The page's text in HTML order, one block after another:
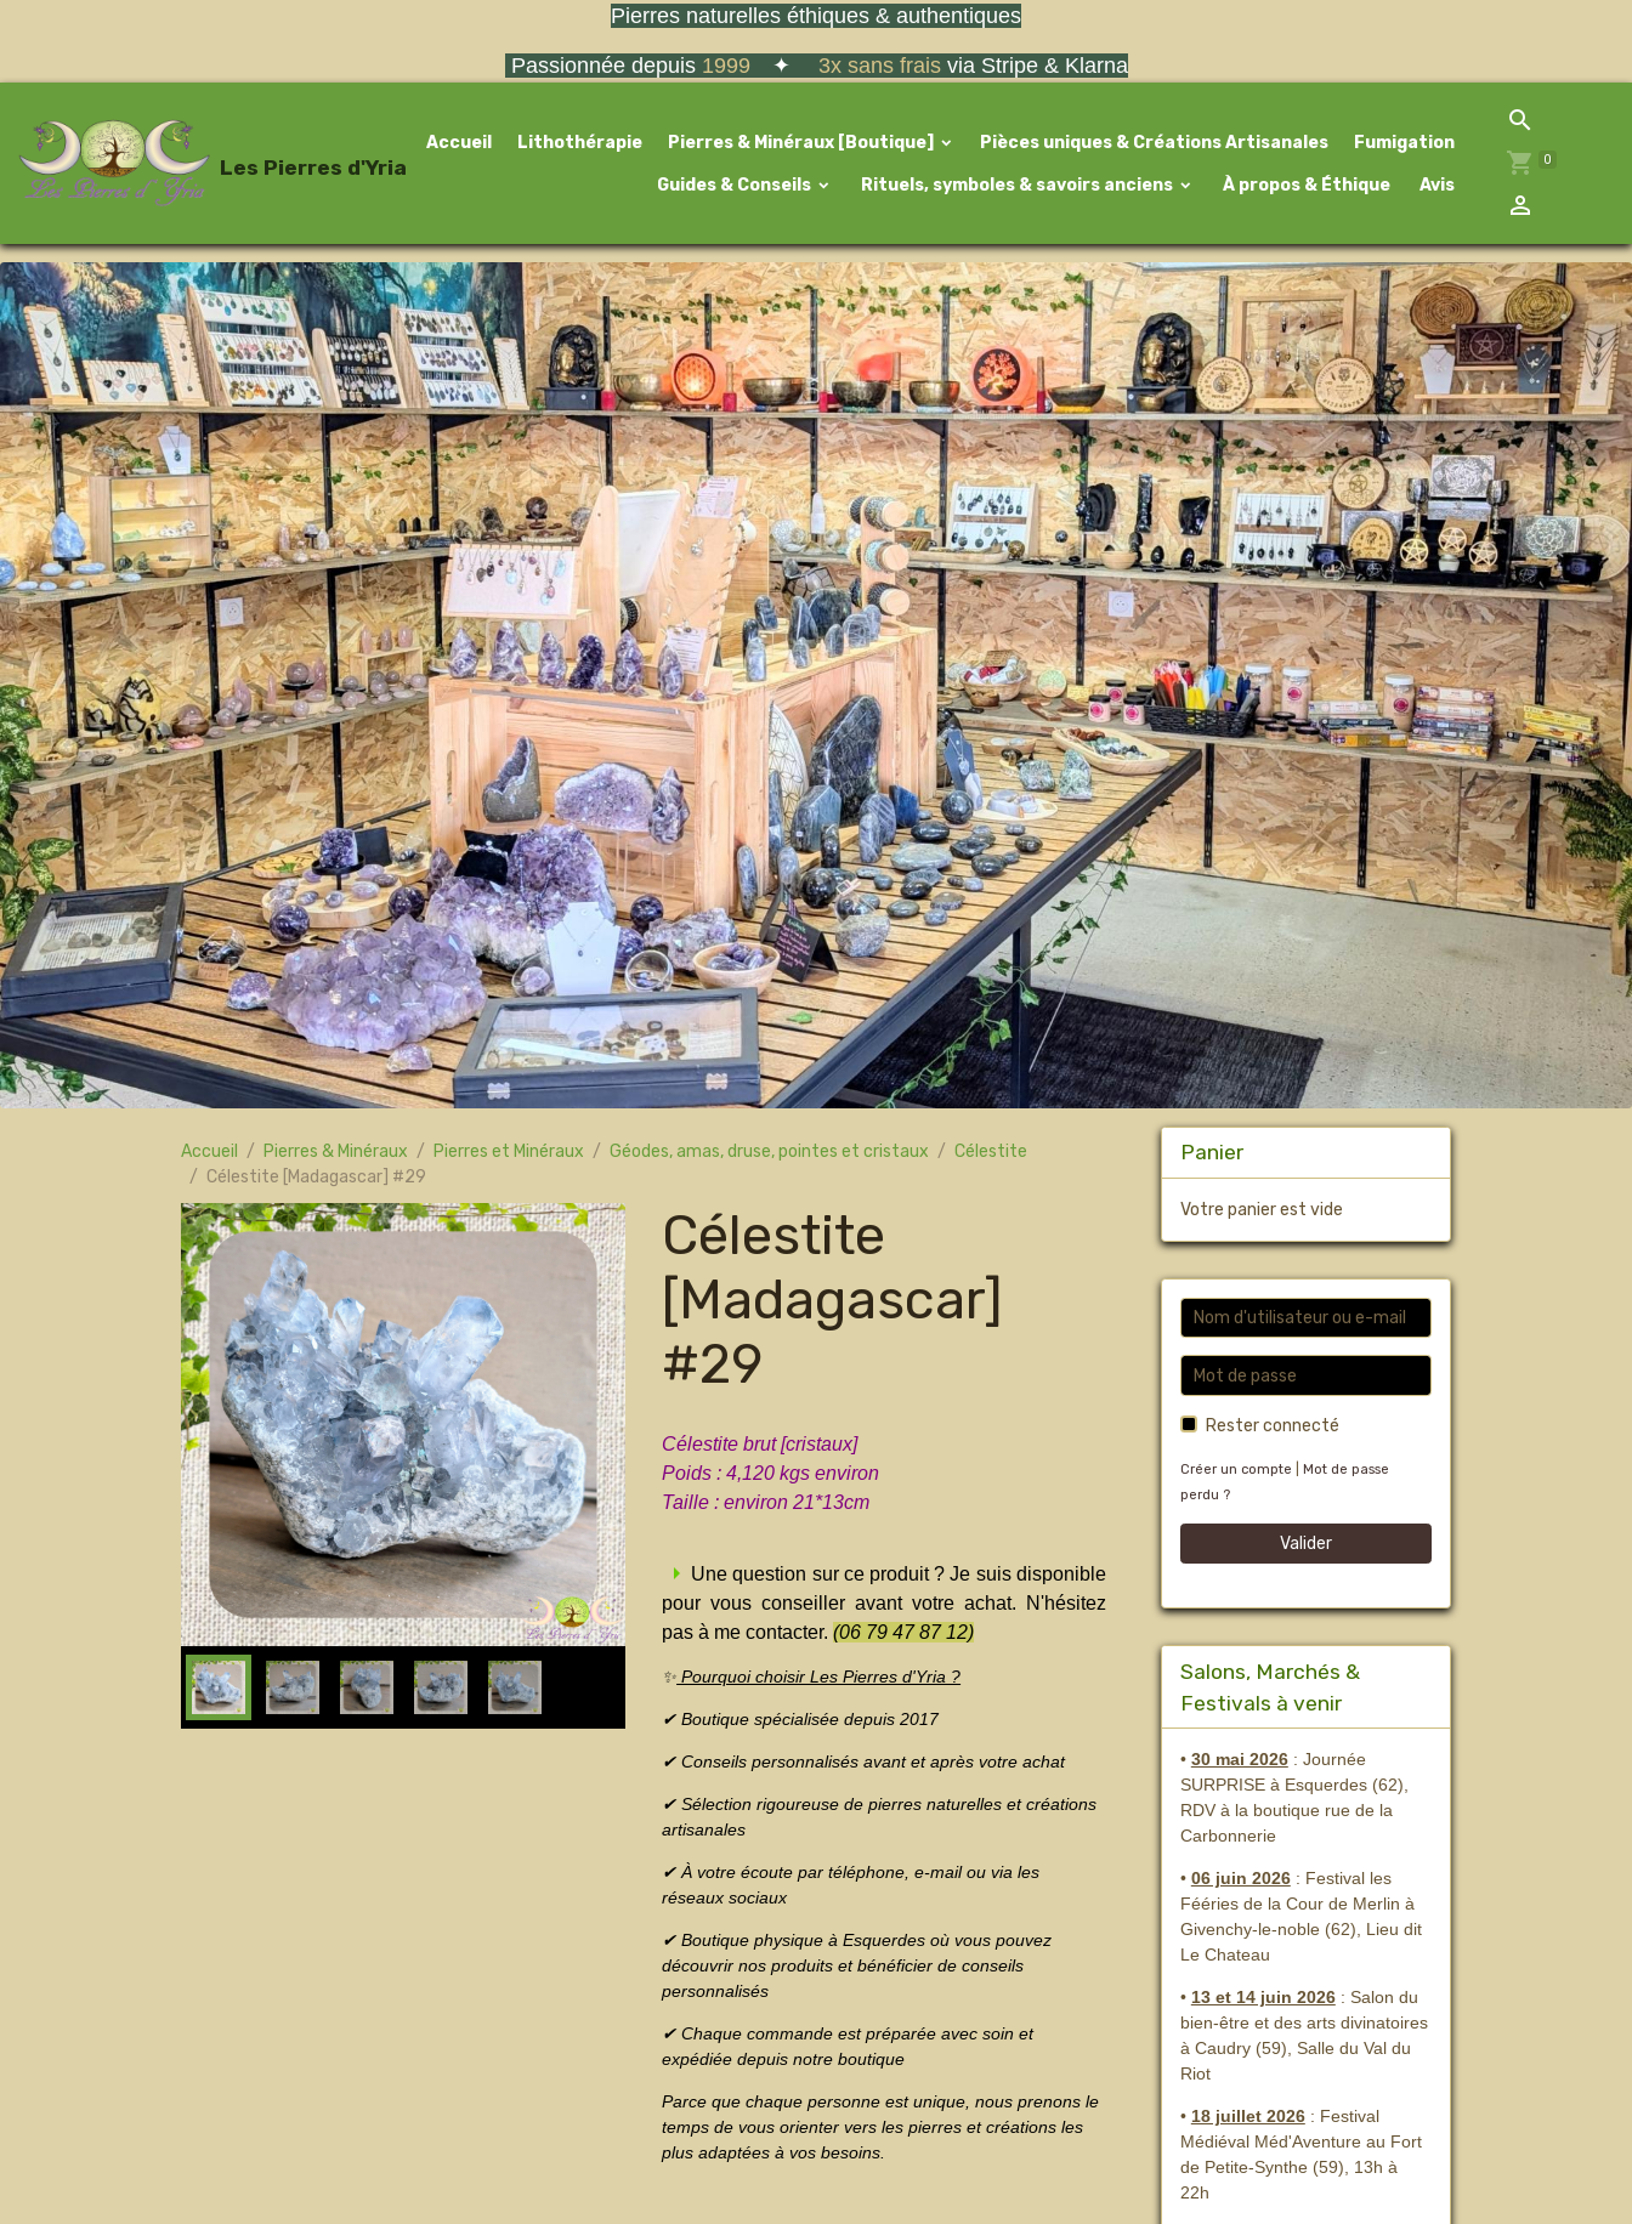
Pierres naturelles éthiques & authentiques
Passionnée depuis 1999 ✦ 3x sans fraisvia Stripe & Klarna
Les Pierres d'Yria
Accueil Lithothérapie Pierres & Minéraux [Boutique] Pièces uniques & Créations Artisanales Fumigation
Guides & Conseils Rituels, symboles & savoirs anciens À propos & Éthique Avis
0
Accueil Pierres & Minéraux Pierres et Minéraux Géodes, amas, druse, pointes et cristaux
Célestite
Célestite [Madagascar] #29
Célestite
[Madagascar]
#29
Célestite brut [cristaux]
Poids : 4,120 kgs environ
Taille : environ 21*13cm
Une question sur ce produit ? Je suis disponible
pour vous conseiller avant votre achat. N'hésitez
pas à me contacter.(06 79 47 87 12)
✨ Pourquoi choisir Les Pierres d'Yria ?
✔ Boutique spécialisée depuis 2017
✔ Conseils personnalisés avant et après votre achat
✔ Sélection rigoureuse de pierres naturelles et créations
artisanales
✔ À votre écoute par téléphone, e-mail ou via les
réseaux sociaux
✔ Boutique physique à Esquerdes où vous pouvez
découvrir nos produits et bénéficier de conseils
personnalisés
✔ Chaque commande est préparée avec soin et
expédiée depuis notre boutique
Parce que chaque personne est unique, nous prenons le
temps de vous orienter vers les pierres et créations les
plus adaptées à vos besoins.
Panier
Votre panier est vide
Rester connecté
Créer un compte
Mot de passe
perdu ?
Valider
Salons, Marchés &
Festivals à venir
• 30 mai 2026: Journée
SURPRISE à Esquerdes (62),
RDV à la boutique rue de la
Carbonnerie
• 06 juin 2026: Festival les
Fééries de la Cour de Merlin à
Givenchy-le-noble (62), Lieu dit
Le Chateau
• 13 et 14 juin 2026: Salon du
bien-être et des arts divinatoires
à Caudry (59), Salle du Val du
Riot
• 18 juillet 2026: Festival
Médiéval Méd'Aventure au Fort
de Petite-Synthe (59), 13h à
22h